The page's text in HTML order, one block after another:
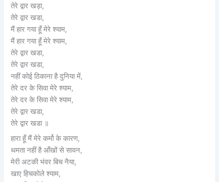
तेरे द्वार खड़ा,
तेरे द्वार खडा,
मैं हार गया हूँ मेरे श्याम,
मैं हार गया हूँ मेरे श्याम,
तेरे द्वार खडा,
तेरे द्वार खडा,
नहीं कोई ठिकाना है दुनिया में,
तेरे दर के सिवा मेरे श्याम,
तेरे दर के सिवा मेरे श्याम,
तेरे द्वार खडा,
तेरे द्वार खडा ॥
हारा हूँ मैं मेरे कर्मो के कारण,
थमता नहीं है आँखों से सावन,
मेरी अटकी भंवर बिच नैया,
खाए हिचकोले श्याम,